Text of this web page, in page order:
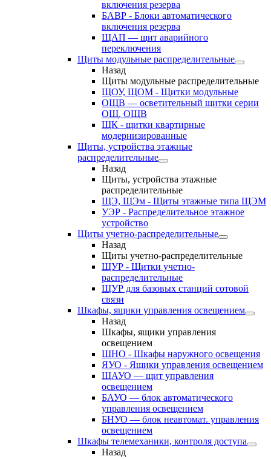
включения резерва
БАВР - Блоки автоматического
включения резерва
ЩАП — щит аварийного
переключения
Щиты модульные распределительные
Назад
Щиты модульные распределительные
ЩОУ, ЩОМ - Щитки модульные
ОЩВ — осветительный щитки серии
ОЩ, ОЩВ
ЩК - щитки квартирные
модернизированные
Щиты, устройства этажные
распределительные
Назад
Щиты, устройства этажные
распределительные
ЩЭ, ЩЭм - Щиты этажные типа ЩЭМ
УЭР - Распределительное этажное
устройство
Щиты учетно-распределительные
Назад
Щиты учетно-распределительные
ЩУР - Щитки учетно-
распределительные
ЩУР для базовых станций сотовой
связи
Шкафы, ящики управления освещением
Назад
Шкафы, ящики управления
освещением
ШНО - Шкафы наружного освещения
ЯУО - Ящики управления освещением
ЩАУО — щит управления
освещением
БАУО — блок автоматического
управления освещением
БНУО — блок неавтомат. управления
освещением
Шкафы телемеханики, контроля доступа
Назад